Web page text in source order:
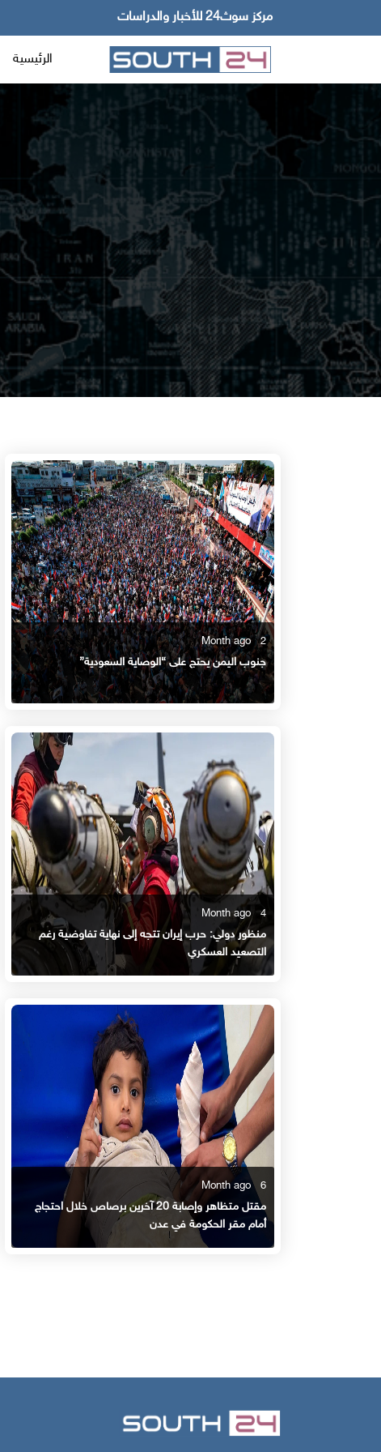
مركز سوث24 للأخبار والدراسات
الرئيسية
2 Month ago
جنوب اليمن يحتج على “الوصاية السعودية”
4 Month ago
منظور دولي: حرب إيران تتجه إلى نهاية تفاوضية رغم
التصعيد العسكري
6 Month ago
مقتل متظاهر وإصابة 20 آخرين برصاص خلال احتجاج
أمام مقر الحكومة في عدن